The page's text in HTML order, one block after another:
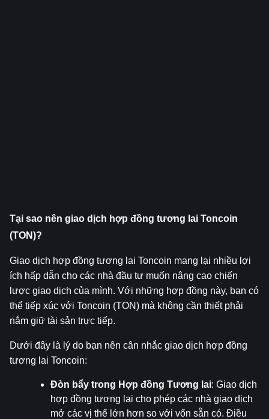
Tại sao nên giao dịch hợp đồng tương lai Toncoin
(TON)?
Giao dịch hợp đồng tương lai Toncoin mang lại nhiều lợi
ích hấp dẫn cho các nhà đầu tư muốn nâng cao chiến
lược giao dịch của mình. Với những hợp đồng này, bạn có
thể tiếp xúc với Toncoin (TON) mà không cần thiết phải
nắm giữ tài sản trực tiếp.
Dưới đây là lý do bạn nên cân nhắc giao dịch hợp đồng
tương lai Toncoin:
Đòn bẩy trong Hợp đồng Tương lai: Giao dịch
hợp đồng tương lai cho phép các nhà giao dịch
mở các vị thế lớn hơn so với vốn sẵn có. Điều